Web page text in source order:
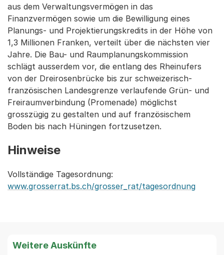
aus dem Verwaltungsvermögen in das
Finanzvermögen sowie um die Bewilligung eines
Planungs- und Projektierungskredits in der Höhe von
1,3 Millionen Franken, verteilt über die nächsten vier
Jahre. Die Bau- und Raumplanungskommission
schlägt ausserdem vor, die entlang des Rheinufers
von der Dreirosenbrücke bis zur schweizerisch-
französischen Landesgrenze verlaufende Grün- und
Freiraumverbindung (Promenade) möglichst
grosszügig zu gestalten und auf französischem
Boden bis nach Hüningen fortzusetzen.
Hinweise
Vollständige Tagesordnung:
www.grosserrat.bs.ch/grosser_rat/tagesordnung
Weitere Auskünfte